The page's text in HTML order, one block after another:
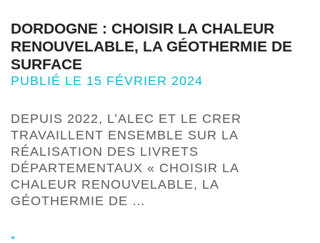
DORDOGNE : CHOISIR LA CHALEUR
RENOUVELABLE, LA GÉOTHERMIE DE
SURFACE
PUBLIÉ LE 15 FÉVRIER 2024
DEPUIS 2022, L’ALEC ET LE CRER
TRAVAILLENT ENSEMBLE SUR LA
RÉALISATION DES LIVRETS
DÉPARTEMENTAUX « CHOISIR LA
CHALEUR RENOUVELABLE, LA
GÉOTHERMIE DE …
+